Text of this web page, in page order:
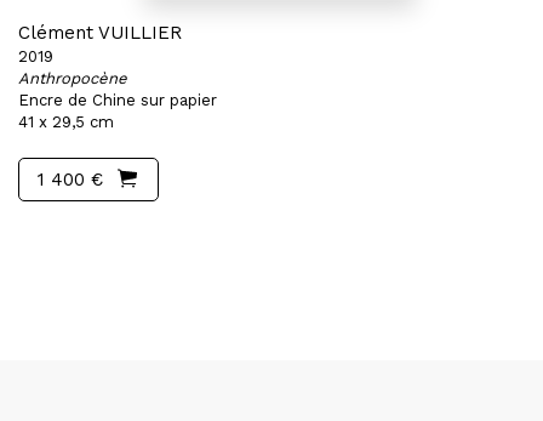
Clément VUILLIER
2019
Anthropocène
Encre de Chine sur papier
41 x 29,5 cm
1 400 €